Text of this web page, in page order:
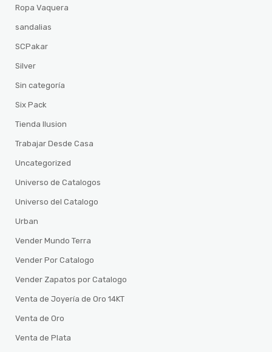
Ropa Vaquera
sandalias
SCPakar
Silver
Sin categoría
Six Pack
Tienda Ilusion
Trabajar Desde Casa
Uncategorized
Universo de Catalogos
Universo del Catalogo
Urban
Vender Mundo Terra
Vender Por Catalogo
Vender Zapatos por Catalogo
Venta de Joyería de Oro 14KT
Venta de Oro
Venta de Plata